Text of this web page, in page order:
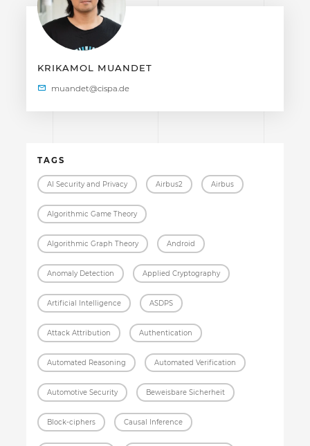
KRIKAMOL MUANDET
TAGS
AI Security and Privacy Airbus2 Airbus
Algorithmic Game Theory
Algorithmic Graph Theory Android
Anomaly Detection Applied Cryptography
Artificial Intelligence ASDPS
Attack Attribution Authentication
Automated Reasoning Automated Verification
Automotive Security Beweisbare Sicherheit
Block-ciphers Causal Inference